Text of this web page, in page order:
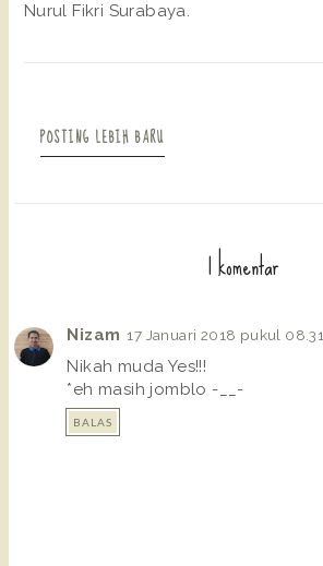
Nurul Fikri Surabaya.
POSTING LEBIH BARU
1 komentar
Nizam 17 Januari 2018 pukul 08.31
Nikah muda Yes!!!
*eh masih jomblo -__-
BALAS